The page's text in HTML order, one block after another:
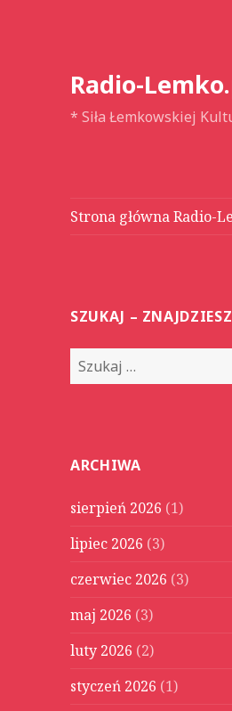
Radio-
* Siła Łemkowskiej
Strona główna Radio-
SZUKAJ – ZNAJDZIESZ
S
z
j
ARCHIWA
sierpień 2026 (1)
lipiec 2026 (3)
czerwiec 2026 (3)
maj 2026 (3)
luty 2026 (2)
styczeń 2026 (1)